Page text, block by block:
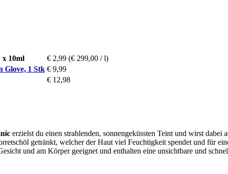
x 10ml € 2,99 (€ 299,00 / l)
Glove, 1 Stk € 9,99
€ 12,98
erzielst du einen strahlenden, sonnengeküssten Teint und wirst
getränkt, welcher der Haut viel Feuchtigkeit spendet und für
und am Körper geeignet und enthalten eine unsichtbare und